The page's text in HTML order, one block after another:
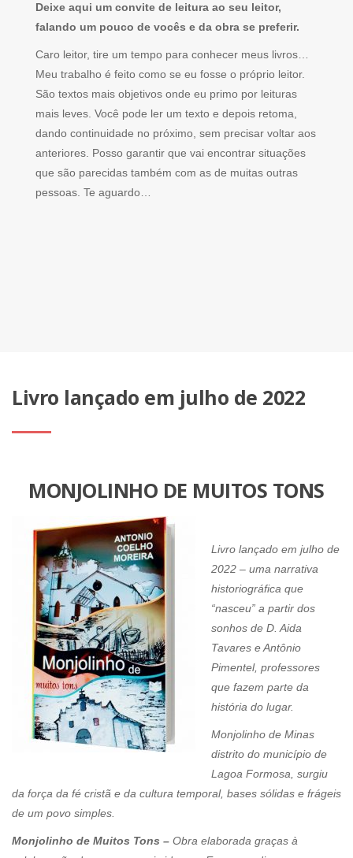
Deixe aqui um convite de leitura ao seu leitor,
falando um pouco de vocês e da obra se preferir.
Caro leitor, tire um tempo para conhecer meus livros…
Meu trabalho é feito como se eu fosse o próprio leitor.
São textos mais objetivos onde eu primo por leituras
mais leves. Você pode ler um texto e depois retoma,
dando continuidade no próximo, sem precisar voltar aos
anteriores. Posso garantir que vai encontrar situações
que são parecidas também com as de muitas outras
pessoas. Te aguardo…
Livro lançado em julho de 2022
MONJOLINHO DE MUITOS TONS
Livro lançado em julho de
2022 – uma narrativa
historiográfica que
“nasceu” a partir dos
sonhos de D. Aida
Tavares e Antônio
Pimentel, professores
que fazem parte da
história do lugar.
Monjolinho de Minas
distrito do município de
Lagoa Formosa, surgiu
da força da fé cristã e da cultura temporal, bases sólidas e frágeis
de um povo simples.
Monjolinho de Muitos Tons – Obra elaborada graças à